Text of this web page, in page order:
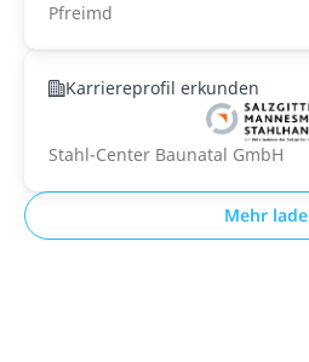
Pfreimd
Karriereprofil erkunden
Stahl-Center Baunatal GmbH
Mehr